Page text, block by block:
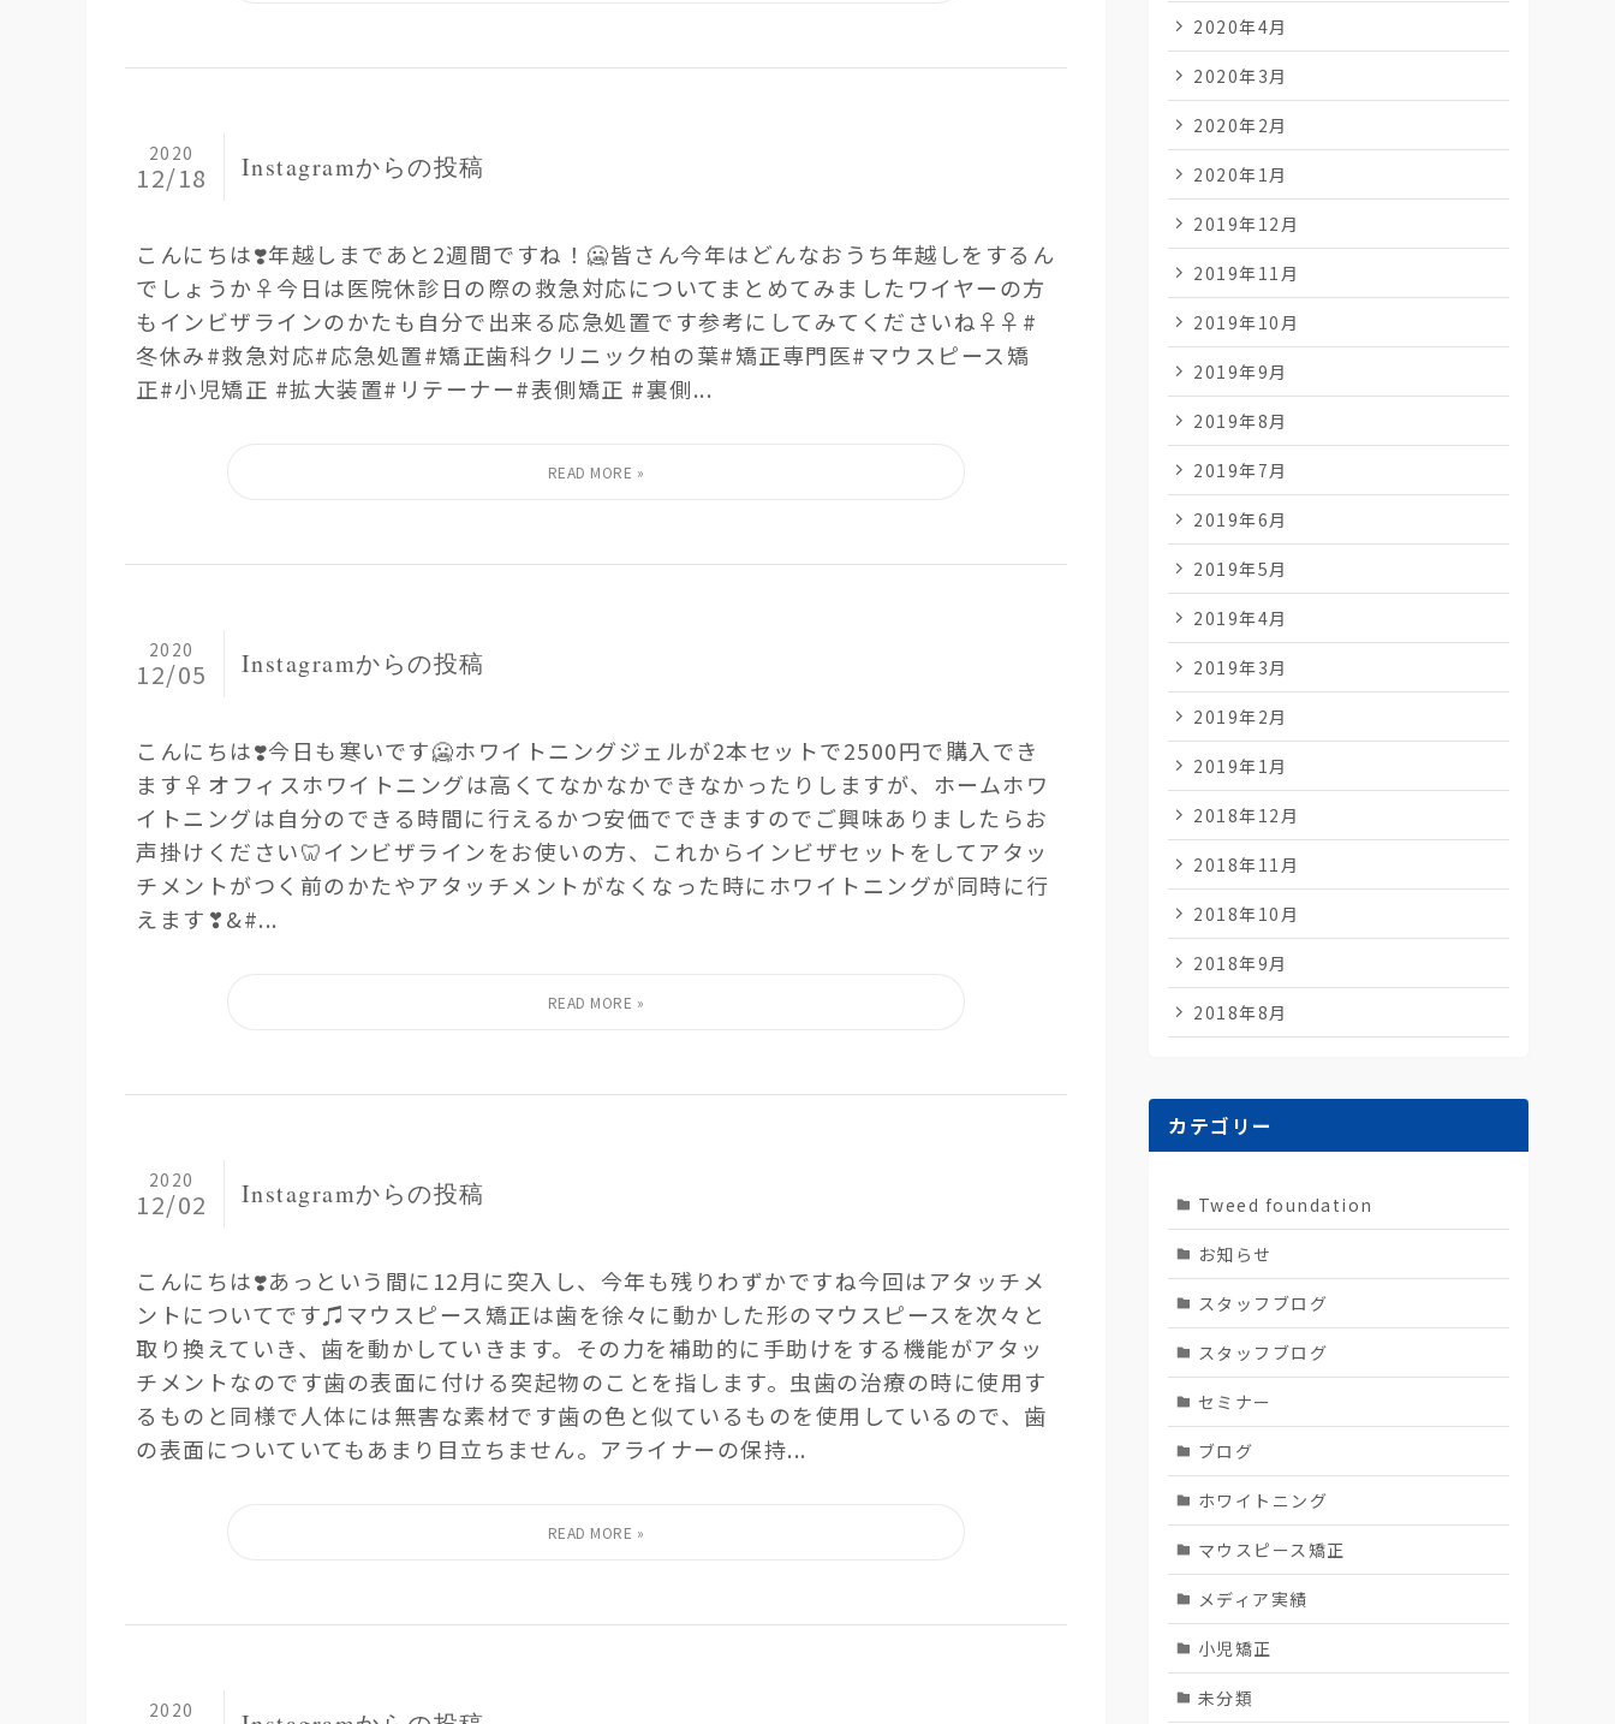
Instagramからの投稿
2020
12/18
こんにちは❣️ 年越しまであと2週間ですね！🥶 皆さん今年はどんなおうち年越しをするん
でしょうか‍♀️ 今日は医院休診日の際の 救急対応についてまとめてみました ワイヤーの方
もインビザラインのかたも 自分で出来る応急処置です️️ 参考にしてみてくださいね‍♀️‍♀️ #
冬休み#救急対応#応急処置 #矯正歯科クリニック柏の葉 #矯正専門医 #マウスピース矯
正 #小児矯正 #拡大装置#リテーナー #表側矯正 #裏側...
Instagramからの投稿
2020
12/05
こんにちは❣️ 今日も寒いです🥶 ホワイトニングジェルが2本セットで 2500円で購入でき
ます‍♀️️ オフィスホワイトニングは高くてなかなか できなかったりしますが、 ホームホワ
イトニングは自分のできる時間に 行えるかつ安価でできますので ご興味ありましたらお
声掛けください🦷 インビザラインをお使いの方、 これからインビザセットをしてアタッ
チメントが つく前のかたやアタッチメントがなくなった時に ホワイトニングが同時に行
えます❣&#...
Instagramからの投稿
2020
12/02
こんにちは❣️ あっという間に12月に突入し、今年も残りわずかですね 今回はアタッチメ
ントについてです♫ マウスピース矯正は歯を徐々に動かした形のマウスピースを次々と
取り換えていき、歯を動かしていきます。 その力を補助的に手助けをする機能がアタッ
チメントなのです 歯の表面に付ける突起物のことを指します。虫歯の治療の時に使用す
るものと同様で人体には無害な素材です️ 歯の色と似ているものを使用しているので、歯
の表面についていてもあまり目立ちません。 アライナーの保持...
2020
2020年4月
2020年3月
2020年2月
2020年1月
2019年12月
2019年11月
2019年10月
2019年9月
2019年8月
2019年7月
2019年6月
2019年5月
2019年4月
2019年3月
2019年2月
2019年1月
2018年12月
2018年11月
2018年10月
2018年9月
2018年8月
カテゴリー
Tweed foundation
お知らせ
スタッフブログ
スタッフブログ
セミナー
ブログ
ホワイトニング
マウスピース矯正
メディア実績
小児矯正
未分類